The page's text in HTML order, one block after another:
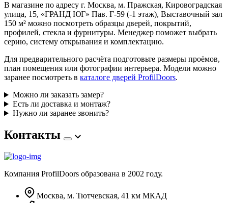
В магазине по адресу г. Москва, м. Пражская, Кировоградская
улица, 15, «ГРАНД ЮГ» Пав. Г-59 (-1 этаж), Выставочный зал
150 м² можно посмотреть образцы дверей, покрытий,
профилей, стекла и фурнитуры. Менеджер поможет выбрать
серию, систему открывания и комплектацию.
Для предварительного расчёта подготовьте размеры проёмов,
план помещения или фотографии интерьера. Модели можно
заранее посмотреть в каталоге дверей ProfilDoors.
Можно ли заказать замер?
Есть ли доставка и монтаж?
Нужно ли заранее звонить?
Контакты
Компания ProfilDoors образована в 2002 году.
Москва, м. Тютчевская, 41 км МКАД